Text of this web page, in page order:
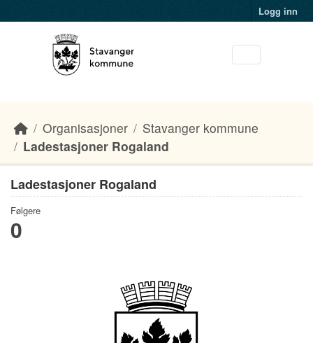
Logg inn
Organisasjoner
Stavanger kommune
Ladestasjoner Rogaland
Ladestasjoner Rogaland
Følgere
0